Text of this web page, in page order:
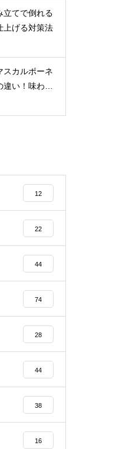
立てで倒れる
上げる対策法
スカルポーネ
い！味わい
12
22
44
74
28
44
38
16